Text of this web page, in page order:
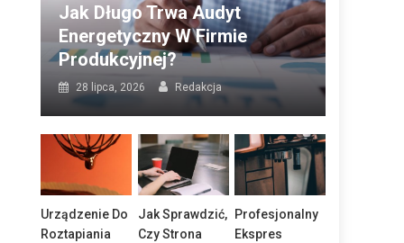
Jak Długo Trwa Audyt
Energetyczny W Firmie
Produkcyjnej?
28 lipca, 2026 Redakcja
Urządzenie Do
Roztapiania
Jak Sprawdzić,
Czy Strona
Profesjonalny
Ekspres